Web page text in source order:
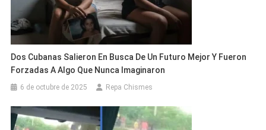
Dos Cubanas Salieron En Busca De Un Futuro Mejor Y Fueron
Forzadas A Algo Que Nunca Imaginaron
6 de octubre de 2025 Repa Chismes